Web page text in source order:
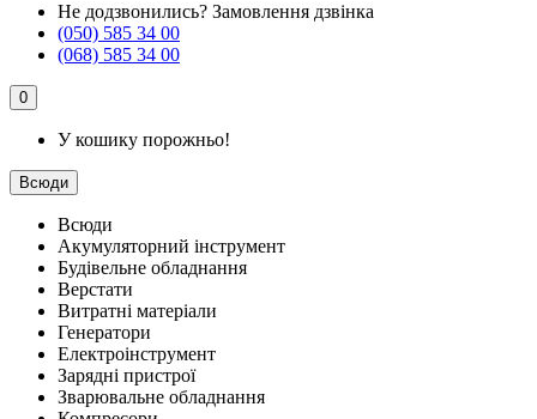
Не додзвонились? Замовлення дзвінка
(050) 585 34 00
(068) 585 34 00
0
У кошику порожньо!
Всюди
Всюди
Акумуляторний інструмент
Будівельне обладнання
Верстати
Витратні матеріали
Генератори
Електроінструмент
Зарядні пристрої
Зварювальне обладнання